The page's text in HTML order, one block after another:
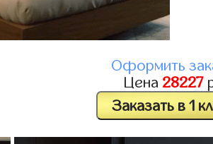
Оформить
Цена 28227
Заказать в 1